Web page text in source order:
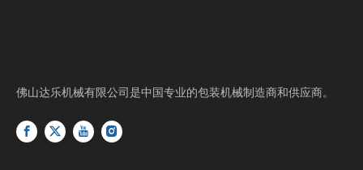
佛山达乐机械有限公司是中国专业的包装机械制造商和供应商。